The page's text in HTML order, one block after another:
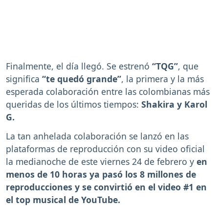
Finalmente, el día llegó. Se estrenó “TQG”, que
significa “te quedó grande”, la primera y la más
esperada colaboración entre las colombianas más
queridas de los últimos tiempos: Shakira y Karol
G.
La tan anhelada colaboración se lanzó en las
plataformas de reproducción con su video oficial
la medianoche de este viernes 24 de febrero y en
menos de 10 horas ya pasó los 8 millones de
reproducciones y se convirtió en el video #1 en
el top musical de YouTube.